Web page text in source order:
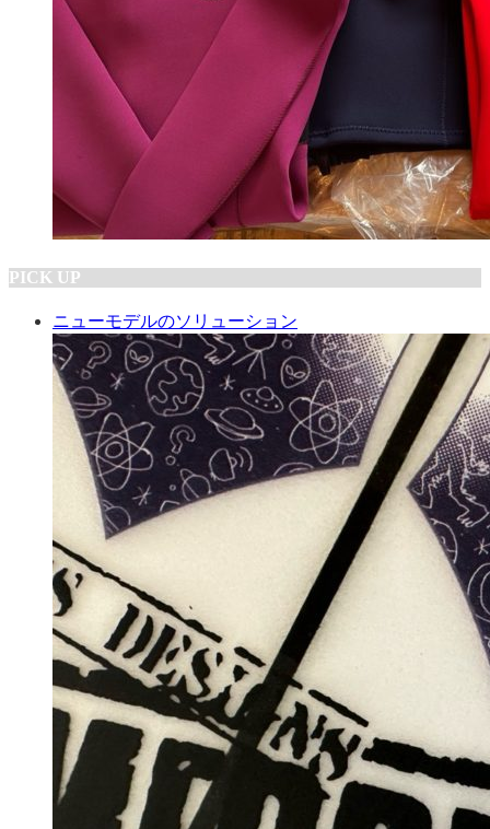
PICK UP
ニューモデルのソリューション